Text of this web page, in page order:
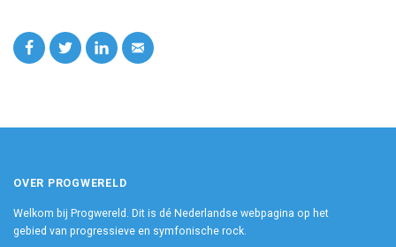
OVER PROGWERELD
Welkom bij Progwereld. Dit is dé Nederlandse webpagina op het
gebied van progressieve en symfonische rock.